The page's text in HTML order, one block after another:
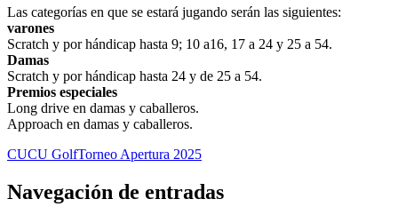
Las categorías en que se estará jugando serán las siguientes:
varones
Scratch y por hándicap hasta 9; 10 a16, 17 a 24 y 25 a 54.
Damas
Scratch y por hándicap hasta 24 y de 25 a 54.
Premios especiales
Long drive en damas y caballeros.
Approach en damas y caballeros.
CUCU GolfTorneo Apertura 2025
Navegación de entradas